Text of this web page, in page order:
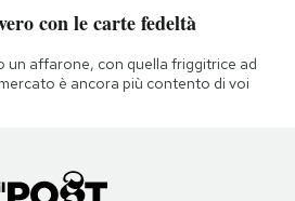
con le carte fedeltà
un affarone, con quella friggitrice ad
è ancora più contento di voi